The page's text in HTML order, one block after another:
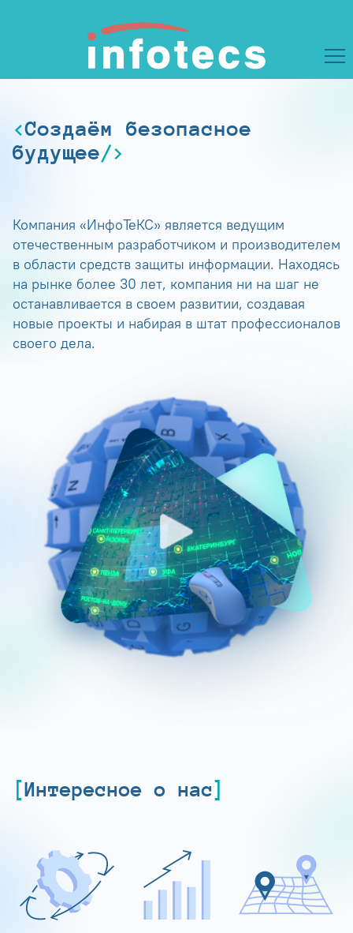
Создаём безопасное
будущее
Компания «ИнфоТеКС» является ведущим
отечественным разработчиком и производителем
в области средств защиты информации. Находясь
на рынке более 30 лет, компания ни на шаг не
останавливается в своем развитии, создавая
новые проекты и набирая в штат профессионалов
своего дела.
Интересное о нас